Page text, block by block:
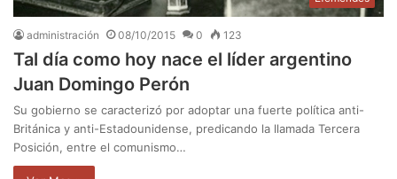
administración 08/10/2015 0 123
Tal día como hoy nace el líder argentino
Juan Domingo Perón
Su gobierno se caracterizó por adoptar una fuerte política anti-
Británica y anti-Estadounidense, predicando la llamada Tercera
Posición, entre el comunismo…